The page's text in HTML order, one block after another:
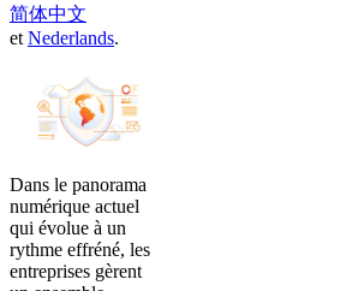
简体中文
et Nederlands.
Dans le panorama
numérique actuel
qui évolue à un
rythme effréné, les
entreprises gèrent